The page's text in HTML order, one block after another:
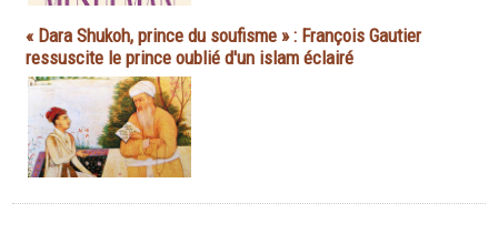
« Dara Shukoh, prince du soufisme » : François Gautier
ressuscite le prince oublié d'un islam éclairé